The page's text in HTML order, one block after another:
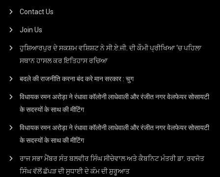
Contact Us
Join Us
ਹੁਸ਼ਿਆਰਪੁਰ ਦੇ ਸਕਸ਼ਮ ਵਸ਼ਿਸ਼ਟ ਨੇ ਸੀ.ਏ.ਜੀ. ਦੀ ਕੌਮੀ ਪ੍ਰੀਖਿਆ ‘ਚ ਪਹਿਲਾ
ਸਥਾਨ ਹਾਸਲ ਕਰ ਇਤਿਹਾਸ ਰਚਿਆ
बदले की राजनीति करना बंद करे मान सरकार : चुग
विधायक रमन अरोड़ा ने रंधावा कॉलोनी लाधेवाली और रंजीत नगर वेलफेयर सोसायटी
के सदस्यों के साथ की मीटिंग
विधायक रमन अरोड़ा ने रंधावा कॉलोनी लाधेवाली और रंजीत नगर वेलफेयर सोसायटी
के सदस्यों के साथ की मीटिंग
ਰਾਜ ਸਭਾ ਮੈਂਬਰ ਸੰਤ ਬਲਵੀਰ ਸਿੰਘ ਸੀਚੇਵਾਲ ਅਤੇ ਕੈਬਨਿਟ ਮੰਤਰੀ ਡਾ. ਰਵਜੋਤ
ਸਿੰਘ ਵੱਲੋਂ ਛੱਪੜ ਦੀ ਸੁਧਾਈ ਦੇ ਕੰਮ ਦੀ ਸ਼ੁਰੂਆਤ